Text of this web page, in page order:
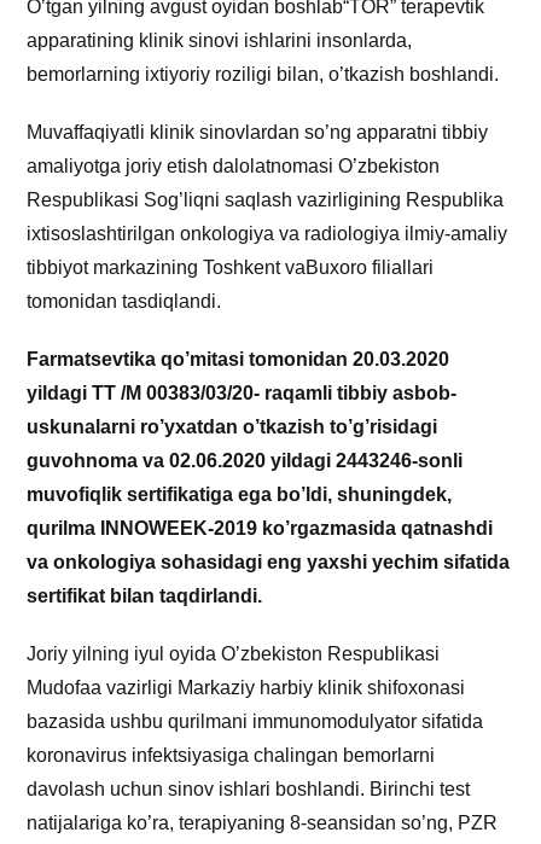
O’tgan yilning avgust oyidan boshlab“TOR” terapevtik
apparatining klinik sinovi ishlarini insonlarda,
bemorlarning ixtiyoriy roziligi bilan, o’tkazish boshlandi.
Muvaffaqiyatli klinik sinovlardan so’ng apparatni tibbiy
amaliyotga joriy etish dalolatnomasi O’zbekiston
Respublikasi Sog’liqni saqlash vazirligining Respublika
ixtisoslashtirilgan onkologiya va radiologiya ilmiy-amaliy
tibbiyot markazining Toshkent vaBuxoro filiallari
tomonidan tasdiqlandi.
Farmatsevtika qo’mitasi tomonidan 20.03.2020
yildagi TT /M 00383/03/20- raqamli tibbiy asbob-
uskunalarni ro’yxatdan o’tkazish to’g’risidagi
guvohnoma va 02.06.2020 yildagi 2443246-sonli
muvofiqlik sertifikatiga ega bo’ldi, shuningdek,
qurilma INNOWEEK-2019 ko’rgazmasida qatnashdi
va onkologiya sohasidagi eng yaxshi yechim sifatida
sertifikat bilan taqdirlandi.
Joriy yilning iyul oyida O’zbekiston Respublikasi
Mudofaa vazirligi Markaziy harbiy klinik shifoxonasi
bazasida ushbu qurilmani immunomodulyator sifatida
koronavirus infektsiyasiga chalingan bemorlarni
davolash uchun sinov ishlari boshlandi. Birinchi test
natijalariga ko’ra, terapiyaning 8-seansidan so’ng, PZR